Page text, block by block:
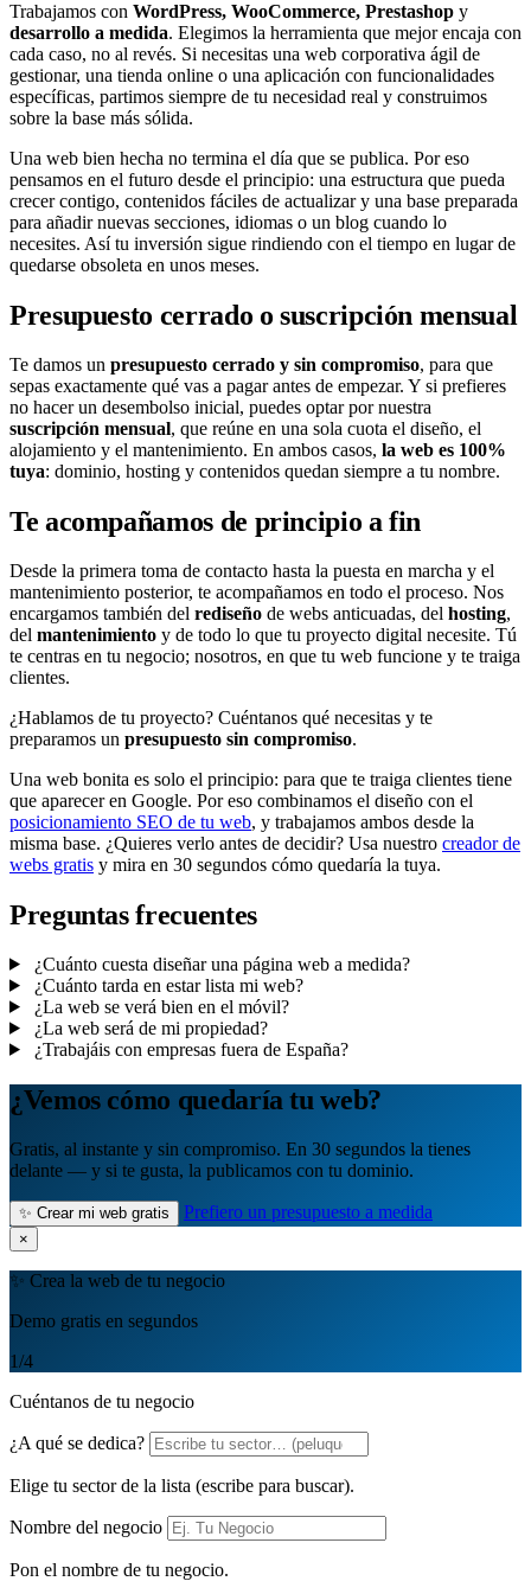
Trabajamos con WordPress, WooCommerce, Prestashop y
desarrollo a medida. Elegimos la herramienta que mejor encaja con
cada caso, no al revés. Si necesitas una web corporativa ágil de
gestionar, una tienda online o una aplicación con funcionalidades
específicas, partimos siempre de tu necesidad real y construimos
sobre la base más sólida.
Una web bien hecha no termina el día que se publica. Por eso
pensamos en el futuro desde el principio: una estructura que pueda
crecer contigo, contenidos fáciles de actualizar y una base preparada
para añadir nuevas secciones, idiomas o un blog cuando lo
necesites. Así tu inversión sigue rindiendo con el tiempo en lugar de
quedarse obsoleta en unos meses.
Presupuesto cerrado o suscripción mensual
Te damos un presupuesto cerrado y sin compromiso, para que
sepas exactamente qué vas a pagar antes de empezar. Y si prefieres
no hacer un desembolso inicial, puedes optar por nuestra
suscripción mensual, que reúne en una sola cuota el diseño, el
alojamiento y el mantenimiento. En ambos casos, la web es 100%
tuya: dominio, hosting y contenidos quedan siempre a tu nombre.
Te acompañamos de principio a fin
Desde la primera toma de contacto hasta la puesta en marcha y el
mantenimiento posterior, te acompañamos en todo el proceso. Nos
encargamos también del rediseño de webs anticuadas, del hosting,
del mantenimiento y de todo lo que tu proyecto digital necesite. Tú
te centras en tu negocio; nosotros, en que tu web funcione y te traiga
clientes.
¿Hablamos de tu proyecto? Cuéntanos qué necesitas y te
preparamos un presupuesto sin compromiso.
Una web bonita es solo el principio: para que te traiga clientes tiene
que aparecer en Google. Por eso combinamos el diseño con el
posicionamiento SEO de tu web, y trabajamos ambos desde la
misma base. ¿Quieres verlo antes de decidir? Usa nuestro creador de
webs gratis y mira en 30 segundos cómo quedaría la tuya.
Preguntas frecuentes
¿Cuánto cuesta diseñar una página web a medida?
¿Cuánto tarda en estar lista mi web?
¿La web se verá bien en el móvil?
¿La web será de mi propiedad?
¿Trabajáis con empresas fuera de España?
¿Vemos cómo quedaría tu web?
Gratis, al instante y sin compromiso. En 30 segundos la tienes
delante — y si te gusta, la publicamos con tu dominio.
✨ Crear mi web gratis Prefiero un presupuesto a medida
×
✨ Crea la web de tu negocio
Demo gratis en segundos
1/4
Cuéntanos de tu negocio
¿A qué se dedica?
Elige tu sector de la lista (escribe para buscar).
Nombre del negocio
Pon el nombre de tu negocio.